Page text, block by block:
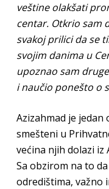
veštine olakšati
centar. Otkrio sam
svakoj prilici da se
svojim danima u
upoznao sam
i naučio ponešto o
Azizahmad je
smešteni u
većina njih dolazi iz
Sa obzirom na to
odredištima, važno